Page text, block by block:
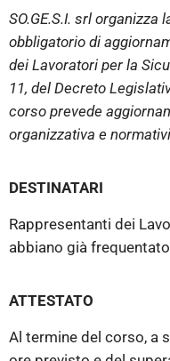
SO.GE.S.I. srl
obbligatorio di
dei Lavoratori per la
11, del Decreto
corso prevede
organizzativa e
DESTINATARI
Rappresentanti dei
abbiano già
ATTESTATO
Al termine del corso, a